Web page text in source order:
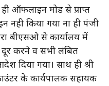
ऑफलाइन मोड से प्राप्त
किया गया ना ही पंजी
बीएसओ से कार्यालय में
दूर करने व सभी लंबित
दिया गया। साथ ही श्री
के कार्यपालक सहायक